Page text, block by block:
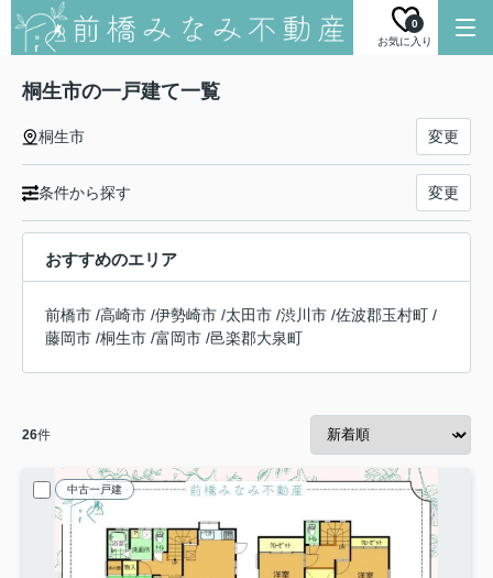
お気に入り
0
桐生市の一戸建て一覧
桐生市 変更
条件から探す 変更
おすすめのエリア
前橋市 /高崎市 /伊勢崎市 /太田市 /渋川市 /佐波郡玉村町 /
藤岡市 /桐生市 /富岡市 /邑楽郡大泉町
26件
中古一戸建